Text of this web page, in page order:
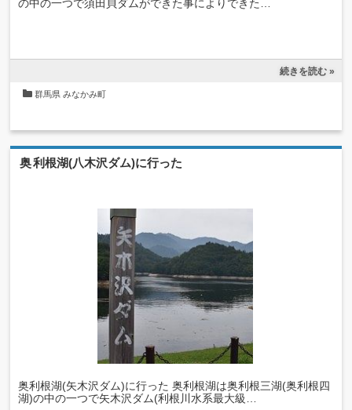
の中の一つで須田貝ダムができた事によりできた…
続きを読む »
群馬県 みなかみ町
奥利根湖(八木沢ダム)に行った
奥利根湖(矢木沢ダム)に行った 奥利根湖は奥利根三湖(奥利根四
湖)の中の一つで矢木沢ダム(利根川水系最大級…